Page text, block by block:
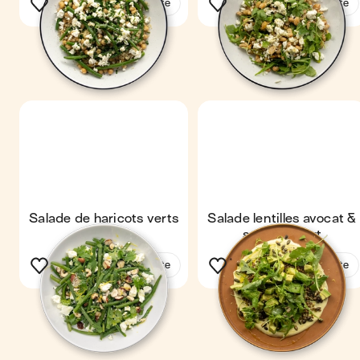
Voir la recette Voir la recette
Salade de haricots verts
Voir la recette
Salade lentilles avocat &
sauce yaourt
Voir la recette